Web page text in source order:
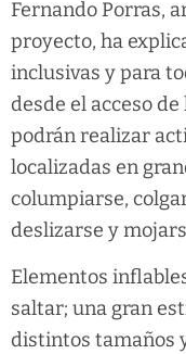
Fernando Porras,
proyecto, ha
inclusivas y para
desde el acceso
podrán realizar
localizadas en
columpiarse,
deslizarse y
Elementos
saltar; una gran
distintos tamaños